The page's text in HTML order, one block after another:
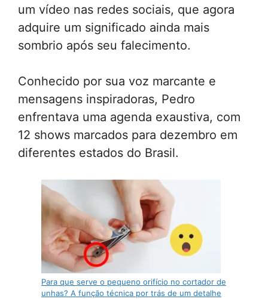
um vídeo nas redes sociais, que agora
adquire um significado ainda mais
sombrio após seu falecimento.
Conhecido por sua voz marcante e
mensagens inspiradoras, Pedro
enfrentava uma agenda exaustiva, com
12 shows marcados para dezembro em
diferentes estados do Brasil.
Para que serve o pequeno orifício no cortador de
unhas? A função técnica por trás de um detalhe